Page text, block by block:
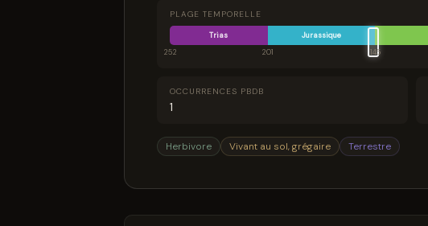
PLAGE TEMPORELLE
Trias Jurassique
252
201 145
OCCURRENCES PBDB
1
Herbivore Vivant au sol, grégaire Terrestre